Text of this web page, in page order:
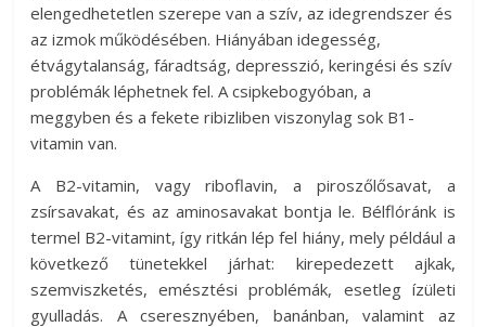
elengedhetetlen szerepe van a szív, az idegrendszer és
az izmok működésében. Hiányában idegesség,
étvágytalanság, fáradtság, depresszió, keringési és szív
problémák léphetnek fel. A csipkebogyóban, a
meggyben és a fekete ribizliben viszonylag sok B1-
vitamin van.
A B2-vitamin, vagy riboflavin, a piroszőlősavat, a
zsírsavakat, és az aminosavakat bontja le. Bélflóránk is
termel B2-vitamint, így ritkán lép fel hiány, mely például a
következő tünetekkel járhat: kirepedezett ajkak,
szemviszketés, emésztési problémák, esetleg ízületi
gyulladás. A cseresznyében, banánban, valamint az